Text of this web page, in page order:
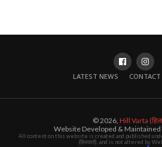
LATEST NEWS CONTACT
© 2026, Hill Varta
Website Developed & Maintained
All content on this website is created and published
(हिलवार्ता), and is not altered by